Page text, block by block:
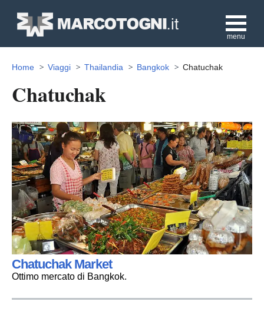
menu
Home Viaggi Thailandia Bangkok Chatuchak
Chatuchak
Chatuchak Market
Ottimo mercato di Bangkok.